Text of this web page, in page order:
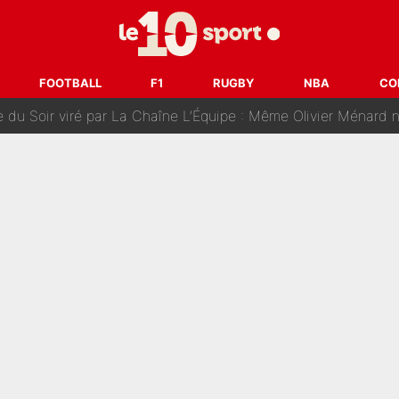
FOOTBALL F1 RUGBY NBA
partance pour le PSG, le héros de la finale de la Coupe du monde
Kanté : Comme Yan Diomandé, les deux champions du
par La Chaîne L’Équipe : Même Olivier Ménard n’avait pas pu empêcher son départ,